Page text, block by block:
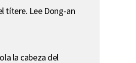
títere. Lee Dong-an
la cabeza del